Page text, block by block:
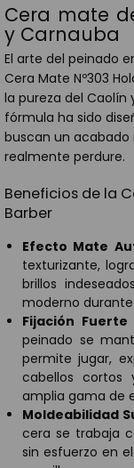
Cera mate
y Carnauba
El arte del peinado
Cera Mate Nº303
la pureza del Caolín
fórmula ha sido
buscan un acabado
realmente perdure.
Beneficios de la
Barber
Efecto Mate
texturizante,
brillos
moderno
Fijación
peinado se
permite jugar,
cabellos cortos
amplia gama de
Moldeabilidad
cera se trabaja
sin esfuerzo en